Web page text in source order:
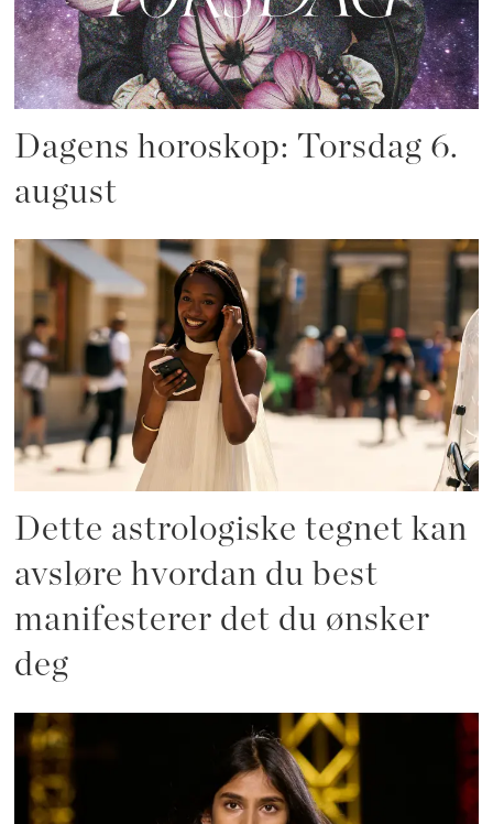
Dagens horoskop: Torsdag 6.
august
Dette astrologiske tegnet kan
avsløre hvordan du best
manifesterer det du ønsker
deg